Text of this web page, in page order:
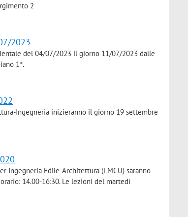
2
2023
del 04/07/2023 il giorno 11/07/2023 dalle
1°.
Ingegneria inizieranno il giorno 19 settembre
Ingegneria Edile-Architettura (LMCU) saranno
14.00-16:30. Le lezioni del martedì